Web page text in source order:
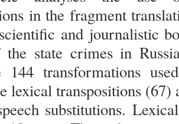
in the fragment
and journalistic
state crimes in
144 transformations
lexical transpositions
substitutions.